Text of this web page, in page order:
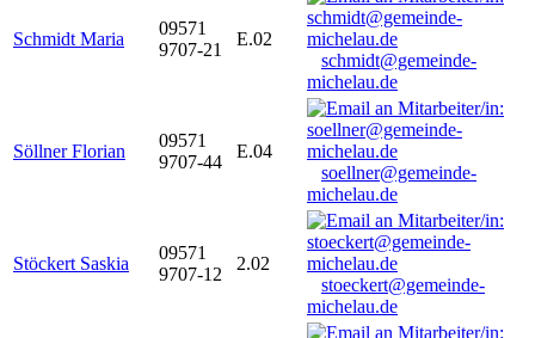
Schmidt Maria
09571
9707-21
E.02
schmidt@gemeinde-
michelau.de
Söllner Florian
09571
9707-44
E.04
soellner@gemeinde-
michelau.de
Stöckert Saskia
09571
9707-12
2.02
stoeckert@gemeinde-
michelau.de